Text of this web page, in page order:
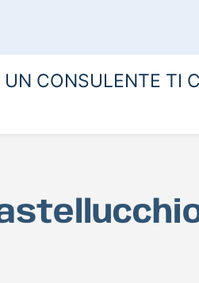
UN CONSULENTE TI